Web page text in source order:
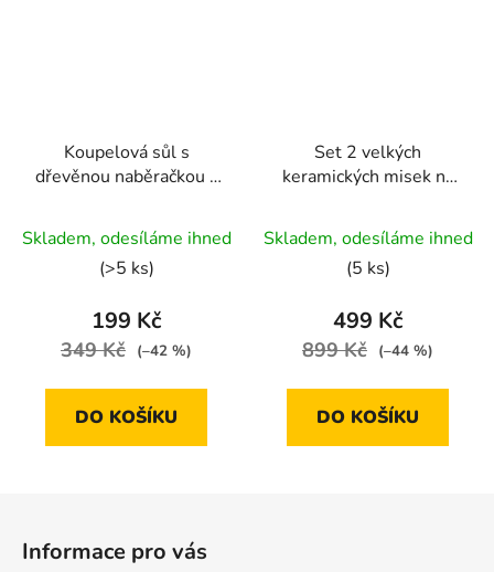
Koupelová sůl s
dřevěnou naběračkou -
hodnocení
produktu
je
5,0
hvězdiček.
Skladem, odesíláme ihned
(>5 ks)
199 Kč
349 Kč (–42 %)
DO KOŠÍKU
Set 2 velkých
keramických misek na
šedá/růžová
Skladem, odesíláme ihned
(5 ks)
499 Kč
899 Kč (–44 %)
DO KOŠÍKU
Informace pro vás